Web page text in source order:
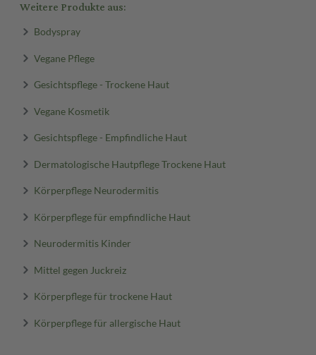
Weitere Produkte aus:
Bodyspray
Vegane Pflege
Gesichtspflege - Trockene Haut
Vegane Kosmetik
Gesichtspflege - Empfindliche Haut
Dermatologische Hautpflege Trockene Haut
Körperpflege Neurodermitis
Körperpflege für empfindliche Haut
Neurodermitis Kinder
Mittel gegen Juckreiz
Körperpflege für trockene Haut
Körperpflege für allergische Haut